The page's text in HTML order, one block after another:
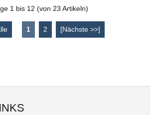
1 bis 12 (von 23 Artikeln)
1 2 [Nächste >>]